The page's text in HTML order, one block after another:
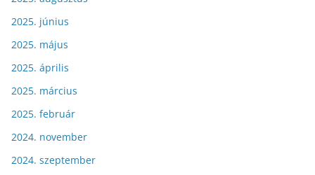
2025. június
2025. május
2025. április
2025. március
2025. február
2024. november
2024. szeptember